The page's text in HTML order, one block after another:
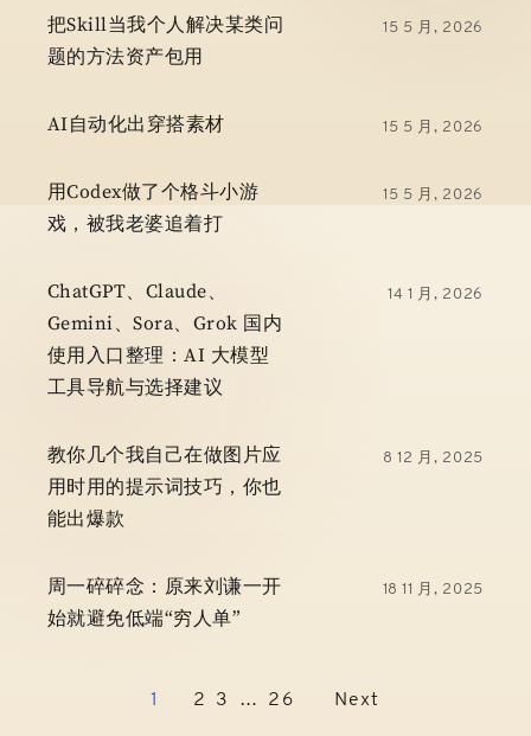
把skill当我个人解决某类问
题的方法资产包用
15 5 月, 2026
AI自动化出穿搭素材 15 5 月, 2026
用codex做了个格斗小游
戏，被我老婆追着打
15 5 月, 2026
ChatGPT、Claude、
Gemini、Sora、Grok 国内
使用入口整理：AI 大模型
工具导航与选择建议
14 1 月, 2026
教你几个我自己在做图片应
用时用的提示词技巧，你也
能出爆款
8 12 月, 2025
周一碎碎念：原来刘谦一开
始就避免低端“穷人单”
18 11 月, 2025
1 2 3 … 26 Next